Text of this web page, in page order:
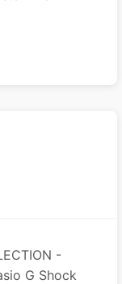
-
G Shock